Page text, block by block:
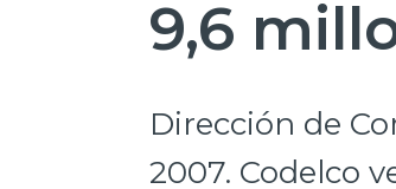
9,6
Dirección de
2007. Codelco